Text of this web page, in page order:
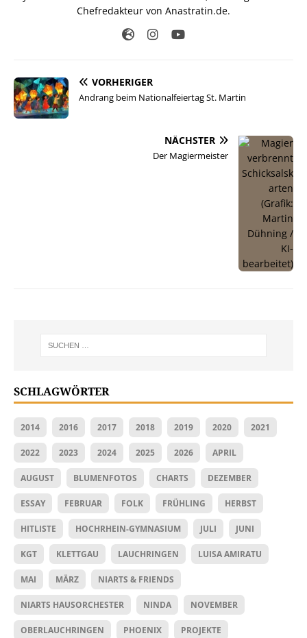
Chefredakteur von Anastratin.de.
VORHERIGER
Andrang beim Nationalfeiertag St. Martin
NÄCHSTER
Der Magiermeister
SCHLAGWÖRTER
2014 2016 2017 2018 2019 2020 2021
2022 2023 2024 2025 2026 APRIL
AUGUST BLUMENFOTOS CHARTS DEZEMBER
ESSAY FEBRUAR FOLK FRÜHLING HERBST
HITLISTE HOCHRHEIN-GYMNASIUM JULI JUNI
KGT KLETTGAU LAUCHRINGEN LUISA AMIRATU
MAI MÄRZ NIARTS & FRIENDS
NIARTS HAUSORCHESTER NINDA NOVEMBER
OBERLAUCHRINGEN PHOENIX PROJEKTE